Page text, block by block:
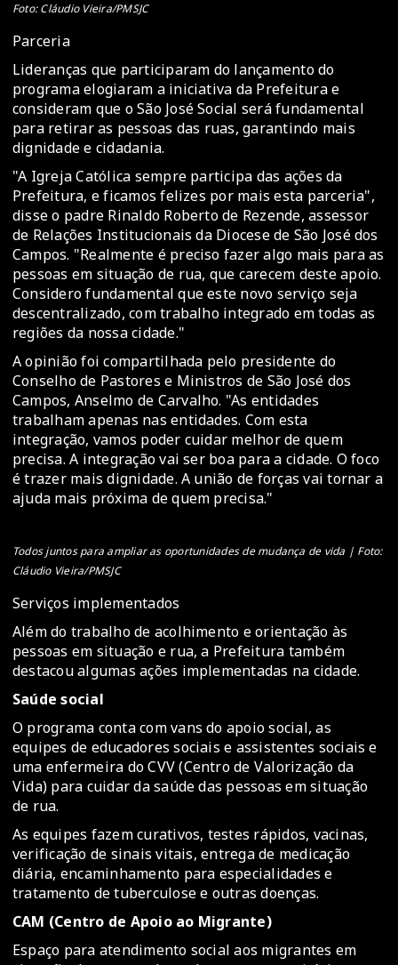
Foto: Cláudio Vieira/PMSJC
Parceria
Lideranças que participaram do lançamento do
programa elogiaram a iniciativa da Prefeitura e
consideram que o São José Social será fundamental
para retirar as pessoas das ruas, garantindo mais
dignidade e cidadania.
"A Igreja Católica sempre participa das ações da
Prefeitura, e ficamos felizes por mais esta parceria",
disse o padre Rinaldo Roberto de Rezende, assessor
de Relações Institucionais da Diocese de São José dos
Campos. "Realmente é preciso fazer algo mais para as
pessoas em situação de rua, que carecem deste apoio.
Considero fundamental que este novo serviço seja
descentralizado, com trabalho integrado em todas as
regiões da nossa cidade."
A opinião foi compartilhada pelo presidente do
Conselho de Pastores e Ministros de São José dos
Campos, Anselmo de Carvalho. "As entidades
trabalham apenas nas entidades. Com esta
integração, vamos poder cuidar melhor de quem
precisa. A integração vai ser boa para a cidade. O foco
é trazer mais dignidade. A união de forças vai tornar a
ajuda mais próxima de quem precisa."
Todos juntos para ampliar as oportunidades de mudança de vida | Foto:
Cláudio Vieira/PMSJC
Serviços implementados
Além do trabalho de acolhimento e orientação às
pessoas em situação e rua, a Prefeitura também
destacou algumas ações implementadas na cidade.
Saúde social
O programa conta com vans do apoio social, as
equipes de educadores sociais e assistentes sociais e
uma enfermeira do CVV (Centro de Valorização da
Vida) para cuidar da saúde das pessoas em situação
de rua.
As equipes fazem curativos, testes rápidos, vacinas,
verificação de sinais vitais, entrega de medicação
diária, encaminhamento para especialidades e
tratamento de tuberculose e outras doenças.
CAM (Centro de Apoio ao Migrante)
Espaço para atendimento social aos migrantes em